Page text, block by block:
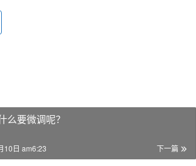
么要微调呢？
下一篇
10日 am6:23